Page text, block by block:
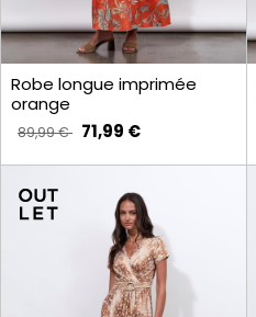
Robe longue imprimée
orange
89,99 € 71,99 €